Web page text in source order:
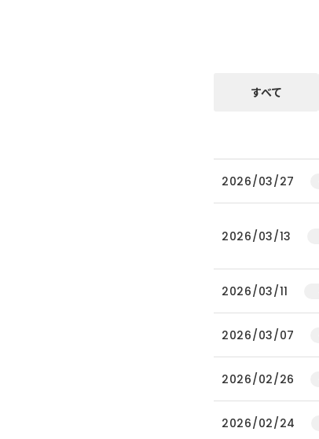
すべて
2026/03/27
2026/03/13
2026/03/11
2026/03/07
2026/02/26
2026/02/24